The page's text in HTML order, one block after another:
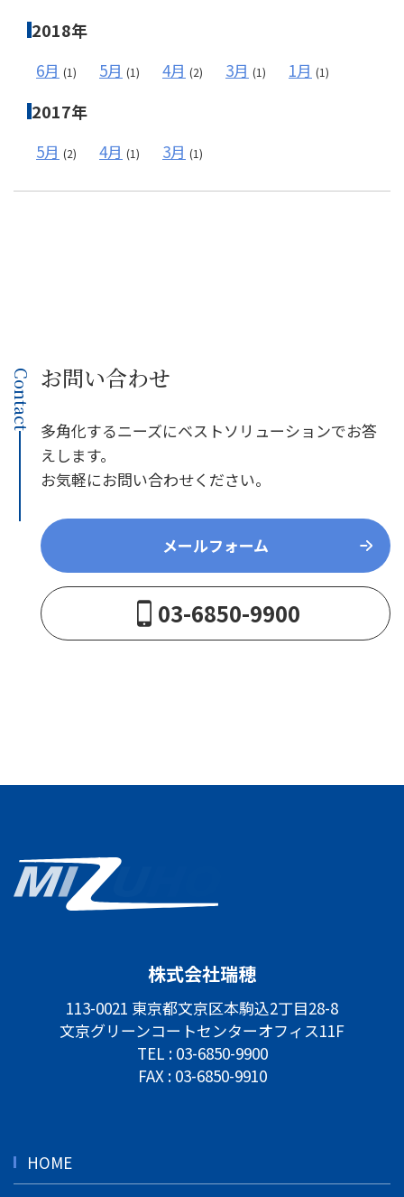
2018年
6月 (1) 5月 (1) 4月 (2) 3月 (1) 1月 (1)
2017年
5月 (2) 4月 (1) 3月 (1)
お問い合わせ
Contact
多角化するニーズにベストソリューションでお答
えします。
お気軽にお問い合わせください。
メールフォーム
03-6850-9900
株式会社瑞穂
113-0021 東京都文京区本駒込2丁目28-8
文京グリーンコートセンターオフィス11F
TEL : 03-6850-9900
FAX : 03-6850-9910
HOME